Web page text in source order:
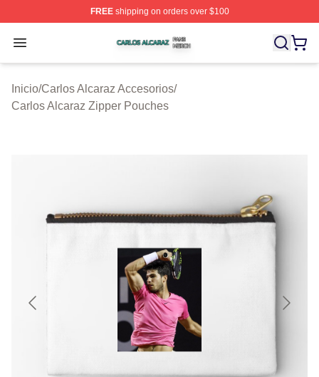
FREEshipping on orders over $100
Open menu
Carlos Alcaraz Shop ⚡️ Officially Licensed Carlos
Inicio/Carlos Alcaraz Accesorios/
Carlos Alcaraz Zipper Pouches